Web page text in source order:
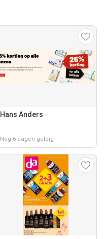
Hans Anders
Nog 6 dagen geldig